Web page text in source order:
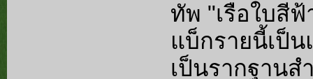
ทัพ "เรือใบสีฟ้
แบ็กรายนี้เป็
เป็นรากฐาน